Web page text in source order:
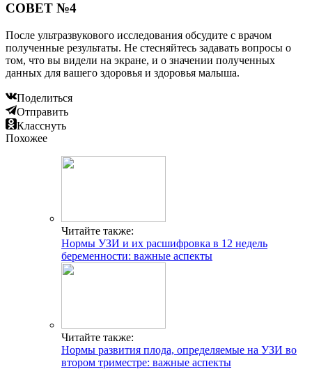
СОВЕТ №4
После ультразвукового исследования обсудите с врачом
полученные результаты. Не стесняйтесь задавать вопросы о
том, что вы видели на экране, и о значении полученных
данных для вашего здоровья и здоровья малыша.
Поделиться
Отправить
Класснуть
Похожее
Читайте также:
Нормы УЗИ и их расшифровка в 12 недель
беременности: важные аспекты
Читайте также:
Нормы развития плода, определяемые на УЗИ во
втором триместре: важные аспекты